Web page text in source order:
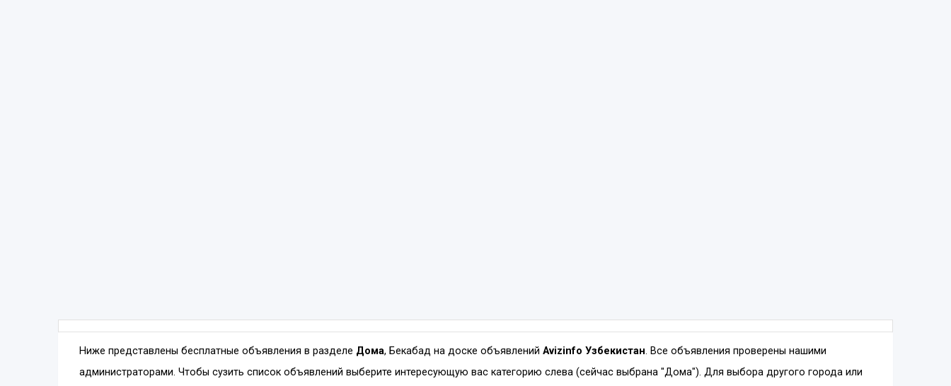
Ниже представлены бесплатные объявления в разделе Дома, Бекабад на доске объявлений Avizinfo Узбекистан. Все объявления проверены нашими
администраторами. Чтобы сузить список объявлений выберите интересующую вас категорию слева (сейчас выбрана "Дома"). Для выбора другого города или